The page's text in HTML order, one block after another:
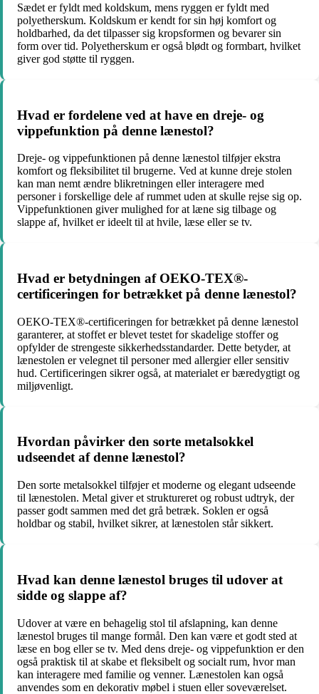
Sædet er fyldt med koldskum, mens ryggen er fyldt med
polyetherskum. Koldskum er kendt for sin høj komfort og
holdbarhed, da det tilpasser sig kropsformen og bevarer sin
form over tid. Polyetherskum er også blødt og formbart, hvilket
giver god støtte til ryggen.
Hvad er fordelene ved at have en dreje- og
vippefunktion på denne lænestol?
Dreje- og vippefunktionen på denne lænestol tilføjer ekstra
komfort og fleksibilitet til brugerne. Ved at kunne dreje stolen
kan man nemt ændre blikretningen eller interagere med
personer i forskellige dele af rummet uden at skulle rejse sig op.
Vippefunktionen giver mulighed for at læne sig tilbage og
slappe af, hvilket er ideelt til at hvile, læse eller se tv.
Hvad er betydningen af ​​OEKO-TEX®-
certificeringen for betrækket på denne lænestol?
OEKO-TEX®-certificeringen for betrækket på denne lænestol
garanterer, at stoffet er blevet testet for skadelige stoffer og
opfylder de strengeste sikkerhedsstandarder. Dette betyder, at
lænestolen er velegnet til personer med allergier eller sensitiv
hud. Certificeringen sikrer også, at materialet er bæredygtigt og
miljøvenligt.
Hvordan påvirker den sorte metalsokkel
udseendet af denne lænestol?
Den sorte metalsokkel tilføjer et moderne og elegant udseende
til lænestolen. Metal giver et struktureret og robust udtryk, der
passer godt sammen med det grå betræk. Soklen er også
holdbar og stabil, hvilket sikrer, at lænestolen står sikkert.
Hvad kan denne lænestol bruges til udover at
sidde og slappe af?
Udover at være en behagelig stol til afslapning, kan denne
lænestol bruges til mange formål. Den kan være et godt sted at
læse en bog eller se tv. Med dens dreje- og vippefunktion er den
også praktisk til at skabe et fleksibelt og socialt rum, hvor man
kan interagere med familie og venner. Lænestolen kan også
anvendes som en dekorativ møbel i stuen eller soveværelset.